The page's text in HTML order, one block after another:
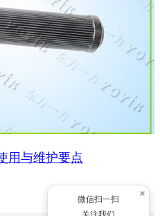
用与维护要点
×
微信扫一扫